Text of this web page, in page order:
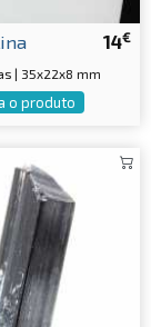
14€
| 35x22x8 mm
o produto